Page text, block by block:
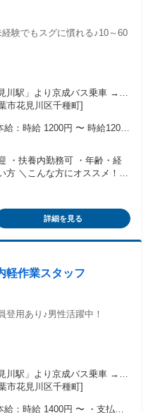
験でもスグに慣れる♪10～60
川駅」より京成バス乗車 →バ
市花見川区千種町]
給 1200円 〜 時給1200
通費支給(会社規定あり) ・昇
・扶養内勤務可 ・年齢・経
！／
イフスタイルに合わせて働
る現場をご希望の方 ■未経験
方
詳細を見る
軽作業スタッフ
登用あり♪男性活躍中！
川駅」より京成バス乗車 →バ
市花見川区千種町]
給 1400円 〜 ・支払い